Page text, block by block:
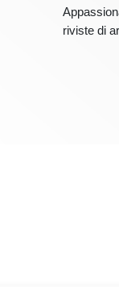
riviste di